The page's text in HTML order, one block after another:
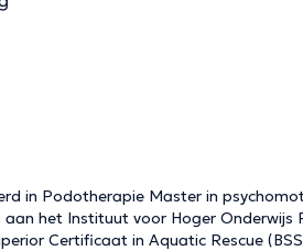
in Podotherapie Master in
het Instituut voor Hoger Onderwijs
Certificaat in Aquatic Rescue